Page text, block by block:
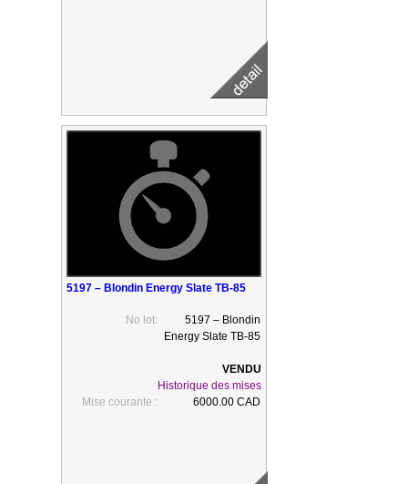
5197 – Blondin Energy Slate TB-85
No lot:
5197 – Blondin
Energy Slate TB-85
Historique des mises
Mise courante :
6000.00 CAD